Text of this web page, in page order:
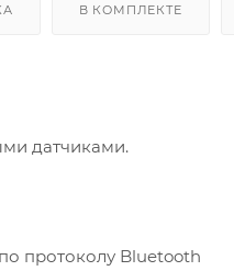
В КОМПЛЕКТЕ
датчиками.
протоколу Bluetooth